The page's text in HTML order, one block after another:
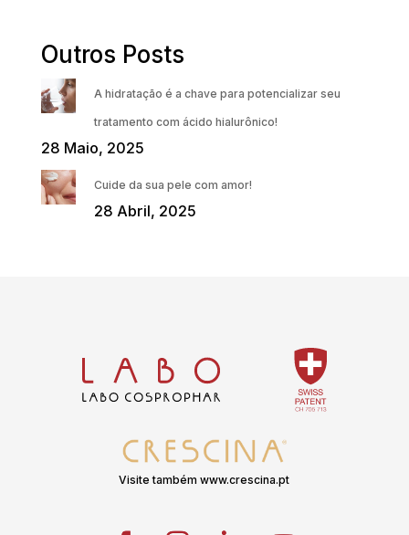
Outros Posts
A hidratação é a chave para potencializar seu
tratamento com ácido hialurônico!
28 Maio, 2025
Cuide da sua pele com amor!
28 Abril, 2025
Visite também www.crescina.pt